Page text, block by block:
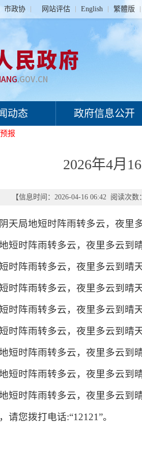
市政协 网站评估 English 繁體版
动态 政府信息公开
报
2026年4月
【信息时间：2026-04-16 06:42 阅读次数
天局地短时阵雨转多云，夜里
短时阵雨转多云，夜里多云到
时阵雨转多云，夜里多云到晴
时阵雨转多云，夜里多云到晴
时阵雨转多云，夜里多云到晴
时阵雨转多云，夜里多云到晴
短时阵雨转多云，夜里多云到
短时阵雨转多云，夜里多云到
短时阵雨转多云，夜里多云到
您拨打电话:“12121”。